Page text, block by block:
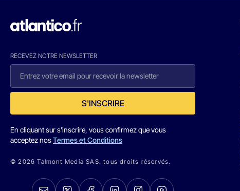
RECEVEZ NOTRE NEWSLETTER
S'INSCRIRE
En cliquant sur s'inscrire, vous confirmez que vous
acceptez nosTermes et Conditions
© 2026 Talmont Media SAS. tous droits réservés.